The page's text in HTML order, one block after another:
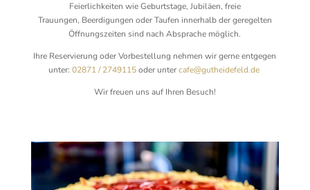
Feierlichkeiten wie Geburtstage, Jubiläen, freie
Trauungen, Beerdigungen oder Taufen innerhalb der geregelten
Öffnungszeiten sind nach Absprache möglich.
Ihre Reservierung oder Vorbestellung nehmen wir gerne entgegen
unter: 02871 / 2749115oder untercafe@gutheidefeld.de
Wir freuen uns auf Ihren Besuch!